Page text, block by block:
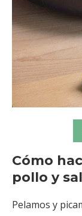
Cómo
pollo y
Pelamos y